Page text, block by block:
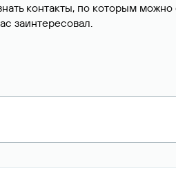
контакты, по которым можно
заинтересовал.